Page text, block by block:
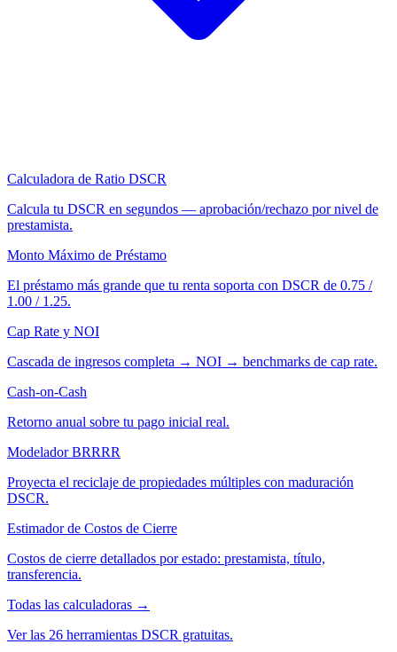
Calculadora de Ratio DSCR
Calcula tu DSCR en segundos — aprobación/rechazo por nivel de
prestamista.
Monto Máximo de Préstamo
El préstamo más grande que tu renta soporta con DSCR de 0.75 /
1.00 / 1.25.
Cap Rate y NOI
Cascada de ingresos completa → NOI → benchmarks de cap rate.
Cash-on-Cash
Retorno anual sobre tu pago inicial real.
Modelador BRRRR
Proyecta el reciclaje de propiedades múltiples con maduración
DSCR.
Estimador de Costos de Cierre
Costos de cierre detallados por estado: prestamista, título,
transferencia.
Todas las calculadoras →
Ver las 26 herramientas DSCR gratuitas.